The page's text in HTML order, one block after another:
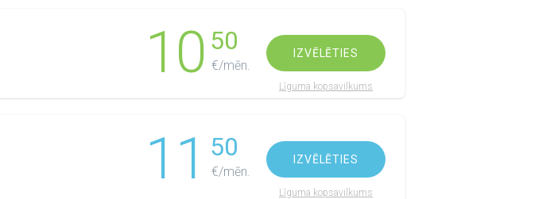
10 50
€/mēn.
IZVĒLĒTIES
Līguma kopsavilkums
11 50
€/mēn.
IZVĒLĒTIES
Līguma kopsavilkums